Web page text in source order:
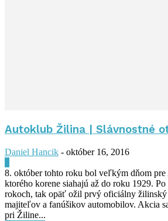
Autoklub Žilina | Slávnostné
Daniel Hancik - október 16, 2016
8. október tohto roku bol veľkým dňom
ktorého korene siahajú až do roku 1929. Po
rokoch, tak opäť ožil prvý oficiálny
majiteľov a fanúšikov automobilov. Akcia
pri Žiline...